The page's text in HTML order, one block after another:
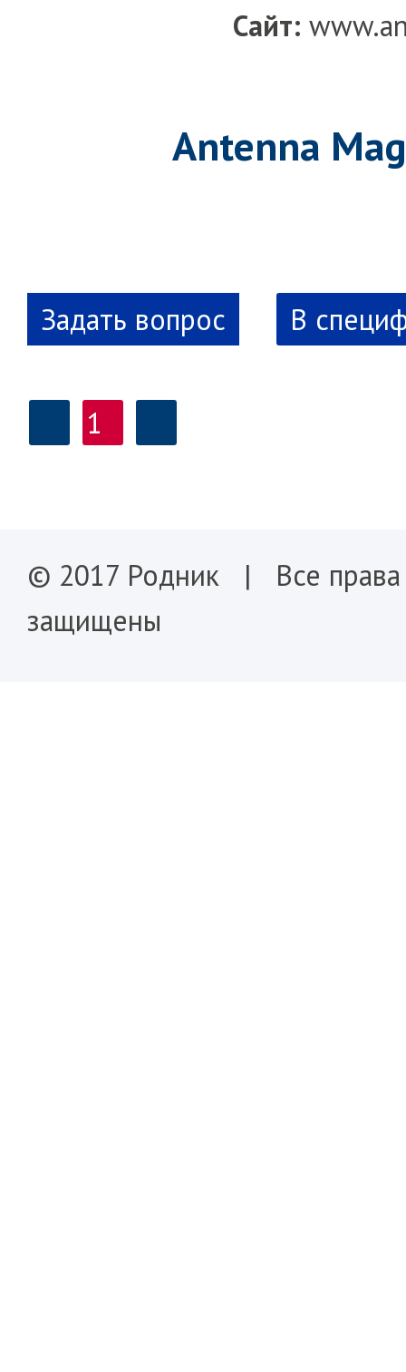
Сайт:
Antenna
В
1
© 2017 Родник | Все права
защищены